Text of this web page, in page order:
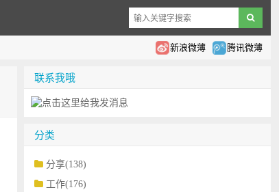
新浪微薄 腾讯微薄
联系我哦
分类
分享(138)
工作(176)